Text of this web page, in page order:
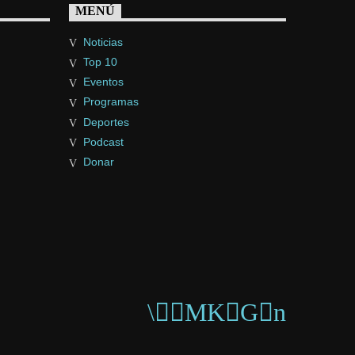
MENÚ
Noticias
Top 10
Eventos
Programas
Deportes
Podcast
Donar